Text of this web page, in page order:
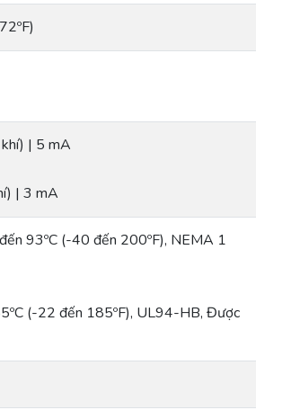
| 5 mA
| 3 mA
93ºC (-40 đến 200ºF), NEMA 1
(-22 đến 185ºF), UL94-HB, Được